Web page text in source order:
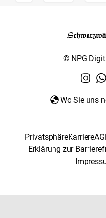
© NPG
Wo Sie uns
PrivatsphäreKarriere
Erklärung zur